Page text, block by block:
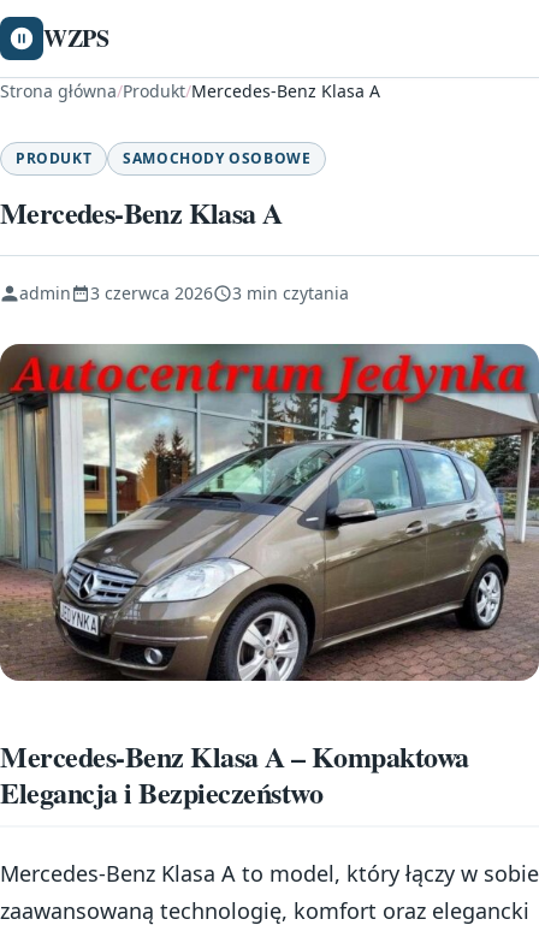
WZPS
Strona główna/Produkt/Mercedes-Benz Klasa A
PRODUKT SAMOCHODY OSOBOWE
Mercedes-Benz Klasa A
admin 3 czerwca 2026 3 min czytania
Mercedes-Benz Klasa A – Kompaktowa
Elegancja i Bezpieczeństwo
Mercedes-Benz Klasa A to model, który łączy w sobie
zaawansowaną technologię, komfort oraz elegancki